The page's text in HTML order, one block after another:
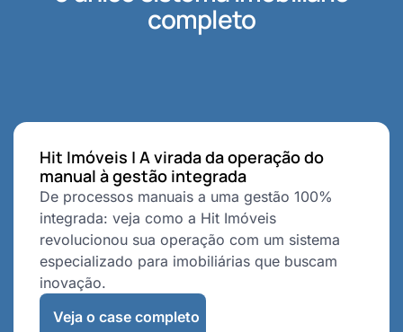
completo
Hit Imóveis | A virada da operação do
manual à gestão integrada
De processos manuais a uma gestão 100%
integrada: veja como a Hit Imóveis
revolucionou sua operação com um sistema
especializado para imobiliárias que buscam
inovação.
Veja o case completo